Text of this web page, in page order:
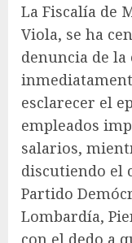
La Fiscalía de
Viola, se ha
denuncia de
esclarecer el
empleados
salarios,
discutiendo el
Partido
Lombardía,
con el dedo a